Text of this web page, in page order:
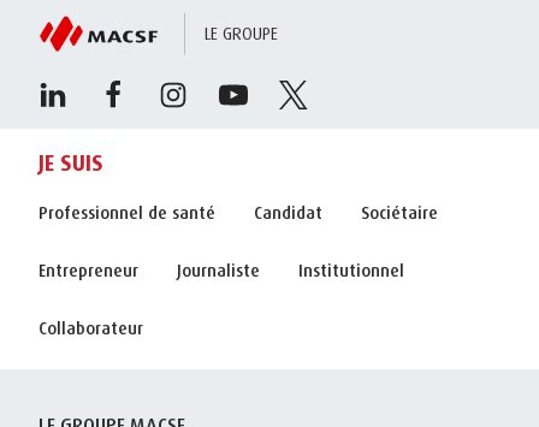
LE GROUPE
JE SUIS
Professionnel de santé Candidat Sociétaire
Entrepreneur Journaliste Institutionnel
Collaborateur